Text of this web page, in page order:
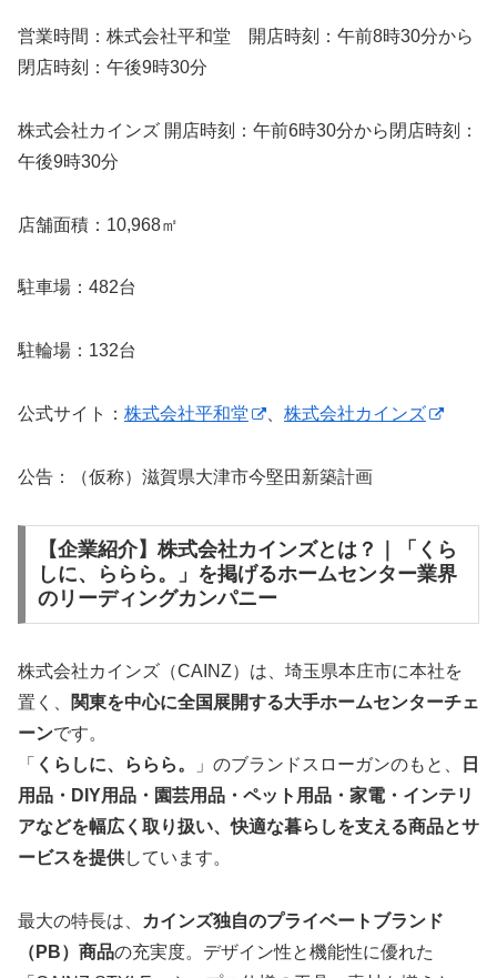
営業時間：株式会社平和堂 開店時刻：午前8時30分から
閉店時刻：午後9時30分
株式会社カインズ 開店時刻：午前6時30分から閉店時刻：
午後9時30分
店舗面積：10,968㎡
駐車場：482台
駐輪場：132台
公式サイト： 株式会社平和堂 株式会社カインズ
公告：（仮称）滋賀県大津市今堅田新築計画
【企業紹介】株式会社カインズとは？｜「くら
しに、ららら。」を掲げるホームセンター業界
のリーディングカンパニー
株式会社カインズ（CAINZ）は、埼玉県本庄市に本社を
置く、
関東を中心に全国展開する大手ホームセンターチェ
ーンです。
「 くらしに、ららら。 」のブランドスローガンのもと、
日
用品・DIY用品・園芸用品・ペット用品・家電・インテリ
アなどを幅広く取り扱い、快適な暮らしを支える商品とサ
ービスを提供しています。
最大の特長は、
カインズ独自のプライベートブランド
（PB）商品の充実度。デザイン性と機能性に優れた